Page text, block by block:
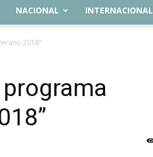
NACIONAL INTERNACIONAL
2018”